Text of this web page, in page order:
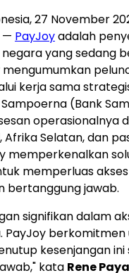
,27 November
— PayJoyadalah
yang sedang
mengumumkan
kerja sama
(Bank
operasionalnya
Afrika Selatan, dan
memperkenalkan
memperluas
bertanggung jawab.
signifikan dalam
PayJoy berkomitmen
kesenjangan ini
kata Rene